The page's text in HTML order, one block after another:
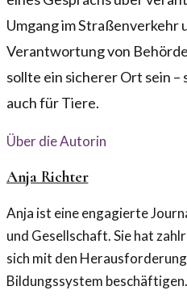
Umgang im Straßenverkehr
Verantwortung von
sollte ein sicherer Ort sein
auch für Tiere.
Über die Autorin
Anja Richter
Anja ist eine engagierte
und Gesellschaft. Sie hat
sich mit den
Bildungssystem beschäftigen.